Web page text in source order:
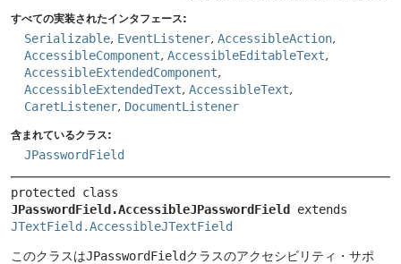
すべての実装されたインタフェース:
Serializable, EventListener, AccessibleAction,
AccessibleComponent, AccessibleEditableText,
AccessibleExtendedComponent,
AccessibleExtendedText, AccessibleText,
CaretListener, DocumentListener
含まれているクラス:
JPasswordField
JPasswordField.AccessibleJPasswordField
JTextField.AccessibleJTextField
このクラスはJPasswordFieldクラスのアクセシビリティ・サポ